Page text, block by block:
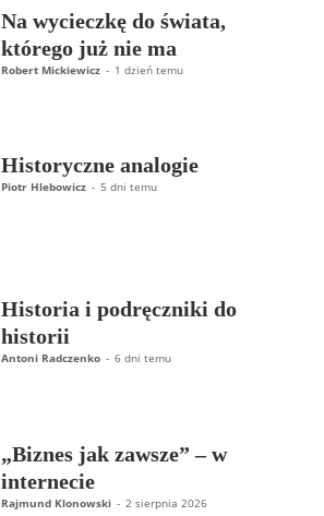
Na wycieczkę do świata,
którego już nie ma
Robert Mickiewicz - 1 dzień temu
Historyczne analogie
Piotr Hlebowicz - 5 dni temu
Historia i podręczniki do
historii
Antoni Radczenko - 6 dni temu
„Biznes jak zawsze” – w
internecie
Rajmund Klonowski - 2 sierpnia 2026